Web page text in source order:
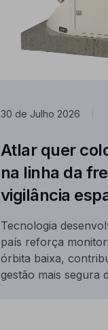
30 de Julho 2026
Atlar quer
na linha da
vigilância
Tecnologia
país reforça
órbita baixa,
gestão mais segura